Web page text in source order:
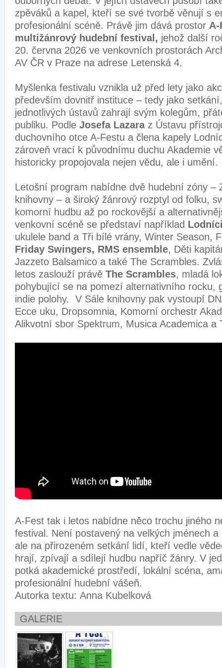
zpěváků a kapel, kteří se své tvorbě věnují s
profesionální scéně. Právě jim dává prostor A-
multižánrový hudební festival, jehož další
20. června 2026 ve venkovních prostorách
AV ČR v Praze na adrese Letenská 4.
Myšlenka festivalu vznikla už před lety jako
především dovnitř instituce – tedy jako
jednotlivých ústavů zahrají svým kolegům,
publiku. Podle Josefa Lazaraz Ústavu
duchovního otce A-Festu a člena kapely
zároveň vrací k původnímu duchu Akademie
historicky propojovala nejen vědu, ale i umění.
Letošní program nabídne dvě hudební zóny –
knihovny – a široký žánrový rozptyl od folku,
komorní hudbu až po rockovější a
venkovní scéně se představí například
ukulele band a Tři bílé vrány, Winter Season,
Friday Swingers, RMS ensemble, Děti
Jazzeto Balsamico a také The Scrambles.
letos zaslouží právě The Scrambles, mladá
pohybující se na pomezí alternativního rocku,
indie polohy. V Sále knihovny pak vystoupí
Ecce uku, Dropsomnia, Komorní orchestr
Alikvotní sbor Spektrum, Musica Academica a
A-Fest tak i letos nabídne něco trochu jiného
festival. Není postavený na velkých jménech
ale na přirozeném setkání lidí, kteří vedle
hrají, zpívají a sdílejí hudbu napříč žánry. V
potká akademické prostředí, lokální scéna,
profesionální hudební vášeň.
Autorka textu: Anna Kubelková
GALERIE